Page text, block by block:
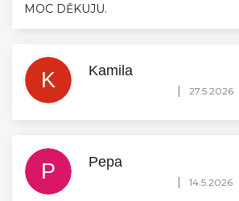
MOC DĚKUJU.
K Kamila
Hodnocení obchodu je 5 z
| 27.5.2026
P Pepa
Hodnocení obchodu je 5 z
| 14.5.2026